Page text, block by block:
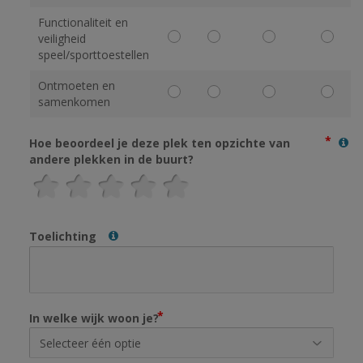
Functionaliteit en
veiligheid
speel/sporttoestellen
Ontmoeten en
samenkomen
Hoe beoordeel je deze plek ten opzichte van
andere plekken in de buurt?
Toelichting
In welke wijk woon je?